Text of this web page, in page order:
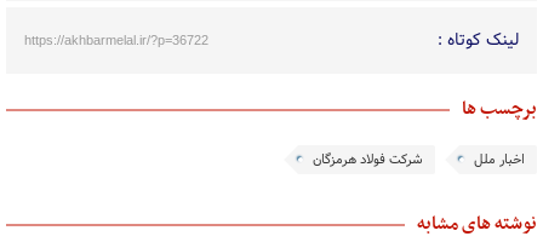
لینک کوتاه : https://akhbarmelal.ir/?p=36722
برچسب ها
اخبار ملل شرکت فولاد هرمزگان
نوشته های مشابه